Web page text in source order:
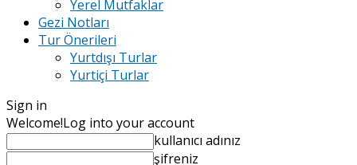
Yerel Mutfaklar
Gezi Notları
Tur Önerileri
Yurtdışı Turlar
Yurtiçi Turlar
Sign in
Welcome!Log into your account
kullanıcı adınız
şifreniz